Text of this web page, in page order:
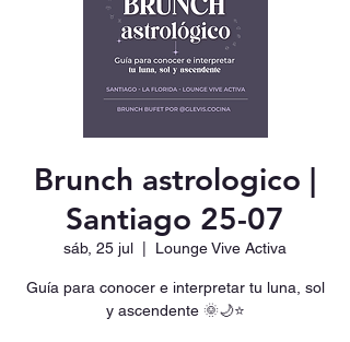
Brunch astrologico |
Santiago 25-07
sáb, 25 jul Lounge Vive Activa
Guía para conocer e interpretar tu luna, sol
y ascendente 🌞🌙⭐